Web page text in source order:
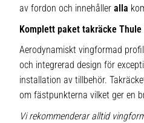
av fordon och innehåller alla
Komplett paket takräcke Thule
Aerodynamiskt vingformad
och integrerad design för
installation av tillbehör.
om fästpunkterna vilket ger en
Vi rekommenderar alltid